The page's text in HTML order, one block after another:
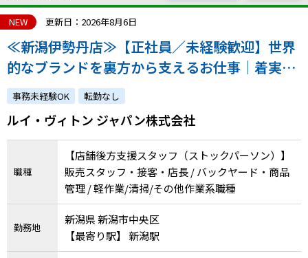
NEW 更新日：2026年8月6日
≪新潟伊勢丹店≫【正社員／未経験歓迎】世界
的なブランドを裏方から支えるお仕事｜着実な
成長を実感できる環境です！｜atGPからの採用
実績あり
事務未経験OK 転勤なし
ルイ・ヴィトン ジャパン株式会社
職種
【店舗後方支援スタッフ（ストックパーソン）】
販売スタッフ・接客・店長 / バックヤード・商品
管理 / 軽作業/清掃/その他作業系職種
勤務地
新潟県 新潟市中央区
【最寄り駅】 新潟駅
障害のある新卒学生専門の就職エージェントサービス
求人検索・スカウトサービス
障害者専門の求人検索・スカウトサービス
就労移行支援サービス
障害別専門支援の就労移行支援サービス
就労移行支援サービス
就職・転職ノウハウ
お問い合わせ・よくある質問
お問い合わせ
よくある質問
採用をお考えの企業様はこちら